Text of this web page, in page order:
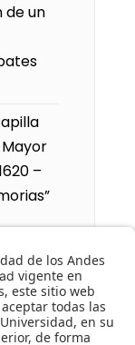
de un
–
en